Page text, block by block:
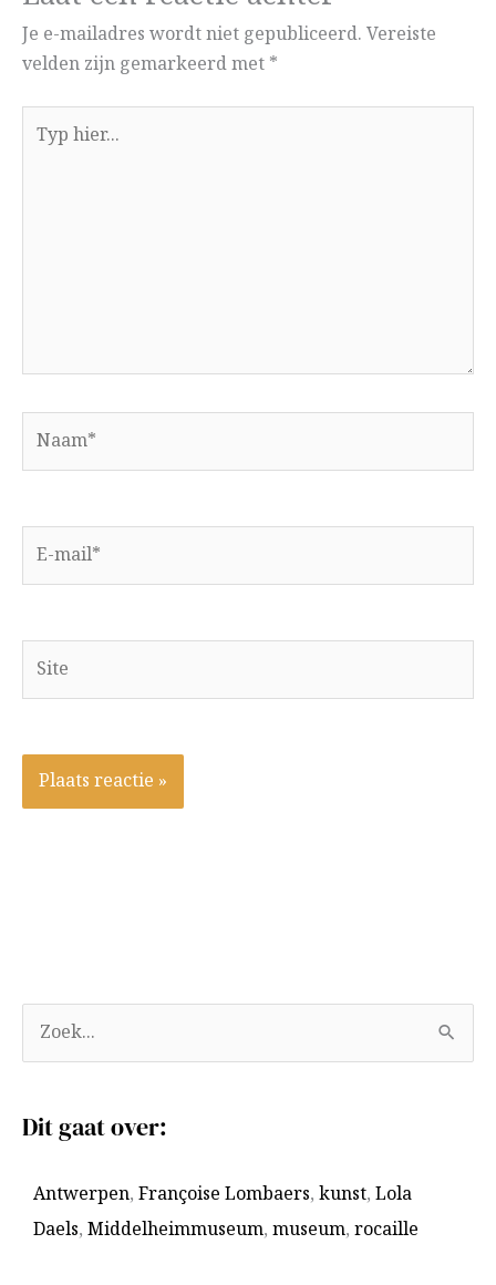
Je e-mailadres wordt niet gepubliceerd. Vereiste
velden zijn gemarkeerd met *
hier...
mail*
Site
o
k
Dit gaat over:
Antwerpen, Françoise Lombaers, kunst, Lola
Daels, Middelheimmuseum, museum, rocaille
r
h